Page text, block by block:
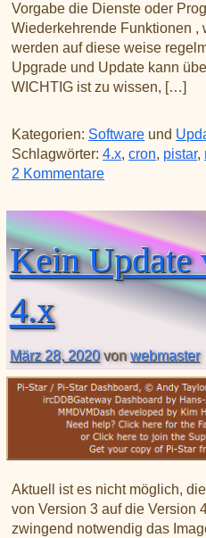
Vorgabe die Dienste oder
Wiederkehrende Funktionen ,
werden auf diese weise
Upgrade und Update kann
WICHTIG ist zu wissen, […]
Kategorien: Software und
Schlagwörter: 4.x,cron, pistar,
2 Kommentarezu CRON, der
Kein Update
4.x
März 28, 2020 vonwebmaster
Aktuell ist es nicht möglich,
von Version 3 auf die Version
zwingend notwendig das